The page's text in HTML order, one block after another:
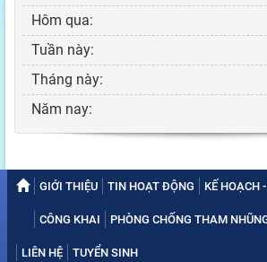
Hôm qua:
Tuần này:
Tháng này:
Năm nay:
GIỚI THIỆU TIN HOẠT ĐỘNG KẾ HOẠCH
CÔNG KHAI PHÒNG CHỐNG THAM
LIÊN HỆ TUYỂN SINH